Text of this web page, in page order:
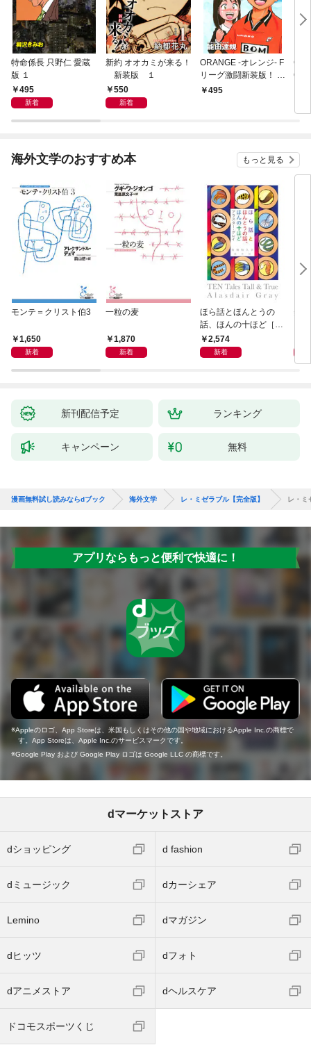
特命係長 只野仁 愛蔵
版 １
495
新着
新約 オオカミが来る！
新装版 １
550
新着
ORANGE -オレンジ- F
リーグ激闘新装版！ 第
１巻495
海外文学のおすすめ本 もっと見る
モンテ＝クリスト伯3
1,650
新着
一粒の麦
1,870
新着
ほら話とほんとうの
話、ほんの十ほど［新
装版］
2,574
新着
美
新刊配信予定 ランキング
キャンペーン 無料
漫画無料試し読みならdブック 海外文学 レ・ミゼラブル【完全版】 レ・ミ
アプリならもっと便利で快適に！
Appleのロゴ、App Storeは、米国もしくはその他の国や地域におけるApple Inc.の商標で
す。App Storeは、Apple Inc.のサービスマークです。
Google Play および Google Play ロゴは Google LLC の商標です。
dマーケットストア
dショッピング d fashion
dミュージック dカーシェア
Lemino dマガジン
dヒッツ dフォト
dアニメストア dヘルスケア
ドコモスポーツくじ